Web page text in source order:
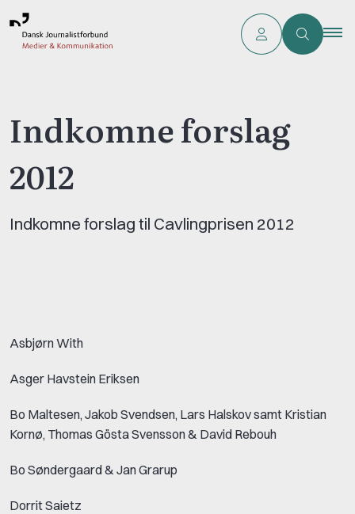
Indkomne forslag
2012
Indkomne forslag til Cavlingprisen 2012
Asbjørn With
Asger Havstein Eriksen
Bo Maltesen, Jakob Svendsen, Lars Halskov samt Kristian
Kornø, Thomas Gösta Svensson & David Rebouh
Bo Søndergaard & Jan Grarup
Dorrit Saietz